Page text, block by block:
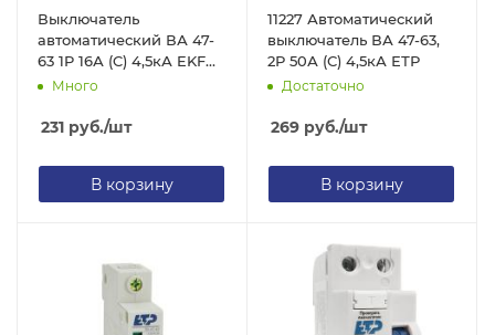
Выключатель
автоматический ВА 47-
63 1P 16А (C) 4,5кА EKF
PROxima
Много
231 руб./шт
В корзину
11227 Автоматический
выключатель ВА 47-63,
2Р 50А (С) 4,5кА ЕТР
Достаточно
269 руб./шт
В корзину